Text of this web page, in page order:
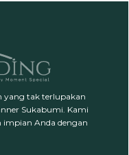
yang tak terlupakan
Sukabumi. Kami
Anda dengan